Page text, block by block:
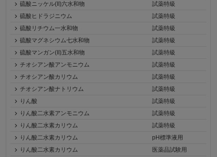
硫酸ニッケル(II)六水和物
試薬特級
硫酸ヒドラジニウム
試薬特級
硫酸リチウム一水和物
試薬特級
硫酸マグネシウム七水和物
試薬特級
硫酸マンガン(II)五水和物
試薬特級
チオシアン酸アンモニウム
試薬特級
チオシアン酸カリウム
試薬特級
チオシアン酸ナトリウム
試薬特級
りん酸
試薬特級
りん酸二水素アンモニウム
試薬特級
りん酸二水素カリウム
試薬特級
りん酸二水素カリウム
pH標準液用
りん酸二水素カリウム
医薬品試験用